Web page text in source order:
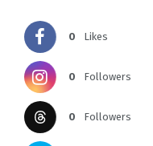
0 Likes
0 Followers
0 Followers